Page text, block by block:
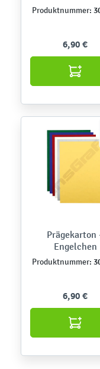
Produktnummer:
6,90 €
Prägekarton
Engelchen
Produktnummer:
6,90 €